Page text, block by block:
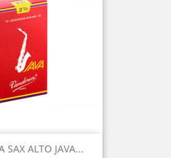
ALTO JAVA...